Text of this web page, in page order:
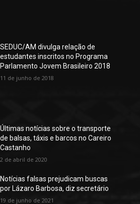
SEDUC/AM divulga relação de
estudantes inscritos no Programa
Parlamento Jovem Brasileiro 2018
11 de junho de 2018
Últimas notícias sobre o transporte
de balsas, táxis e barcos no Careiro
Castanho
2 de abril de 2020
Notícias falsas prejudicam buscas
por Lázaro Barbosa, diz secretário
19 de junho de 2021